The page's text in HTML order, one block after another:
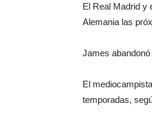
El Real Madrid y
Alemania las
James
El
temporadas,